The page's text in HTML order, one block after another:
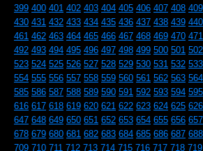
399 400 401 402 403 404 405 406 407 408 409
430 431 432 433 434 435 436 437 438 439 440
461 462 463 464 465 466 467 468 469 470 471
492 493 494 495 496 497 498 499 500 501 502
523 524 525 526 527 528 529 530 531 532 533
554 555 556 557 558 559 560 561 562 563 564
585 586 587 588 589 590 591 592 593 594 595
616 617 618 619 620 621 622 623 624 625 626
647 648 649 650 651 652 653 654 655 656 657
678 679 680 681 682 683 684 685 686 687 688
709 710 711 712 713 714 715 716 717 718 719